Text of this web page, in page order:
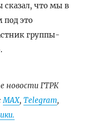
что мы в
под это
группы-
новости ГТРК
МАХ, Telegram,